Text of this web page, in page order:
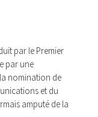
par le Premier
par une
nomination de
et du
amputé de la